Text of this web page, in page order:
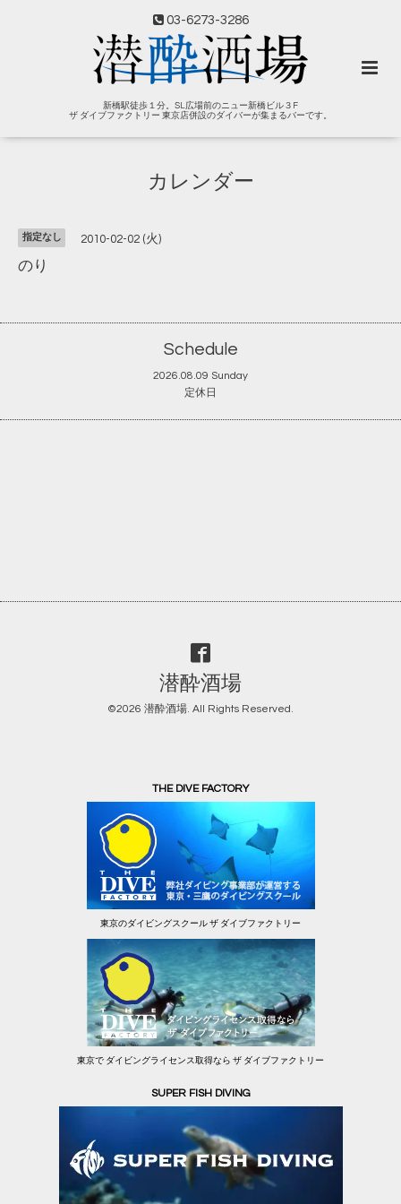
03-6273-3286
新橋駅徒歩１分。SL広場前のニュー新橋ビル３F
ザ ダイブファクトリー 東京店併設のダイバーが集まるバーです。
カレンダー
指定なし 2010-02-02 (火)
のり
Schedule
2026.08.09 Sunday
定休日
潜酔酒場
©2026 潜酔酒場. All Rights Reserved.
THE DIVE FACTORY
東京のダイビングスクール ザ ダイブファクトリー
東京で ダイビングライセンス取得なら ザ ダイブファクトリー
SUPER FISH DIVING